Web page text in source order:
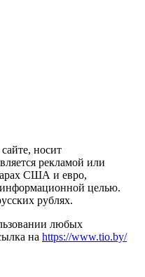
носит
рекламой или
США и евро,
целью.
рублях.
любых
на https://www.tio.by/